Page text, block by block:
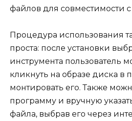
файлов для совместимости
Процедура использования
проста: после установки
инструмента пользователь
кликнуть на образе диска в
монтировать его. Также
программу и вручную
файла, выбрав его через